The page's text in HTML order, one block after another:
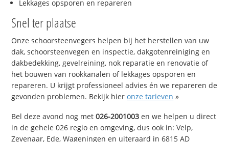
Lekkages opsporen en repareren
Snel ter plaatse
Onze schoorsteenvegers helpen bij het herstellen van uw
dak, schoorsteenvegen en inspectie, dakgotenreiniging en
dakbedekking, gevelreining, nok reparatie en renovatie of
het bouwen van rookkanalen of lekkages opsporen en
repareren. U krijgt professioneel advies én we repareren de
gevonden problemen. Bekijk hieronze tarieven »
Bel deze avond nog met026-2001003 en we helpen u direct
in de gehele 026 regio en omgeving, dus ook in: Velp,
Zevenaar, Ede, Wageningen en uiteraard in 6815 AD